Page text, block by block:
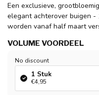
Een exclusieve,
elegant achterover buigen
worden vanaf half maart
VOLUME VOORDEEL
No discount
1 Stuk
€4,95